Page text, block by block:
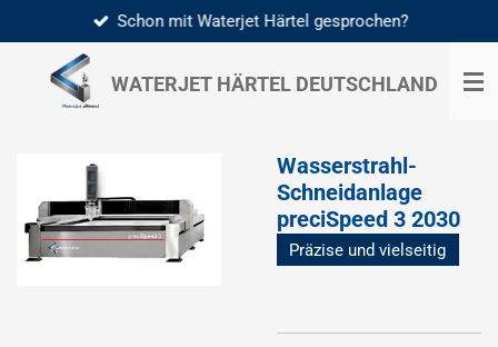
Hauptinhalt
springen
WATERJET HÄRTEL DEUTSCHLAND
Schon mit Waterjet Härtel gesprochen?
Wasserstrahl-
Schneidanlage
preciSpeed 3 2030
Präzise und vielseitig